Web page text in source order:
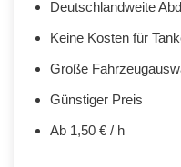
Deutschlandweite
Keine Kosten für
Große
Günstiger Preis
Ab 1,50 € / h